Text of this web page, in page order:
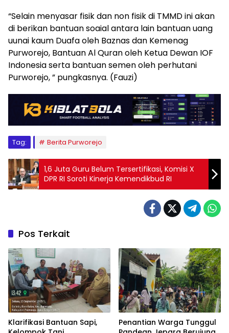
“Selain menyasar fisik dan non fisik di TMMD ini akan
di berikan bantuan soaial antara lain bantuan uang
uunai kaum Duafa oleh Baznas dan Kemenag
Purworejo, Bantuan Al Quran oleh Ketua Dewan IOF
Indonesia serta bantuan semen oleh perhutani
Purworejo, ” pungkasnya. (Fauzi)
Tag: Berita Purworejo
1,6 Juta Guru Belum Tersertifikasi, Komisi X
DPR RI Soroti Kinerja Kemendikbud RI
Pos Terkait
Klarifikasi Bantuan Sapi,
Penantian Warga Tunggul